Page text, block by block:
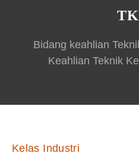
Bidang keahlian
Keahlian Teknik
Kelas Industri